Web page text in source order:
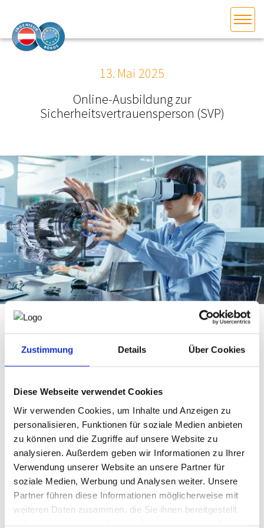
Zustimmung Details Über Cookies
Diese Webseite verwendet Cookies
Wir verwenden Cookies, um Inhalte und Anzeigen zu
personalisieren, Funktionen für soziale Medien anbieten
zu können und die Zugriffe auf unsere Website zu
analysieren. Außerdem geben wir Informationen zu Ihrer
Verwendung unserer Website an unsere Partner für
soziale Medien, Werbung und Analysen weiter. Unsere
Partner führen diese Informationen möglicherweise mit
weiteren Daten zusammen, die Sie ihnen bereitgestellt
DAS INGENIEURBÜRO
INTERESSEN­VERTRETUNG
MITGLIEDER­VERZEICHNIS
SERVICE
KONTAKT
NEWS
WETTBEWERBE
13. Mai 2025
Online-Ausbildung zur
Sicherheitsvertrauensperson (SVP)
Wostry Consulting
bietet eine praxisorientierte Online-
Ausbildung zur Sicherheitsvertrauensperson (SVP) an. Die
Ausbildung richtet sich an Mitarbeiter und
in allen Belangen der Arbeitssicherheit und des
Gesundheitsschutzes informieren, beraten und
unterstützen möchten.
Im Rahmen des Seminars erwerben die Teilnehmenden alle
erforderlichen Kenntnisse und Fähigkeiten, um die
Funktion der Sicherheitsvertrauensperson kompetent und
verantwortungsvoll auszuüben. Die Ausbildung entspricht
dem gesetzlich geforderten Umfang von 24
Unterrichtseinheitenzu jeweils 50 Minuten.
Seminarinformationen